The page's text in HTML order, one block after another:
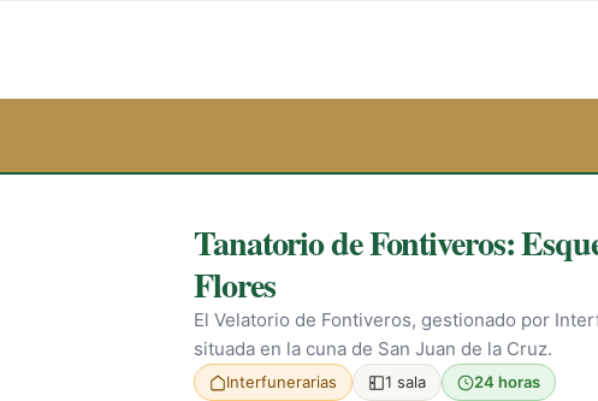
Tanatorio de Fontiveros:
Flores
El Velatorio de Fontiveros, gestionado por
situada en la cuna de San Juan de la Cruz.
Interfunerarias 1 sala
24 horas